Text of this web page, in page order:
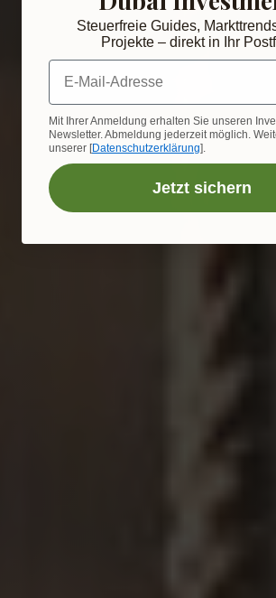
Steuerfreie Guides,
Projekte – direkt in Ihr
E-Mail-Adresse
Mit Ihrer Anmeldung erhalten Sie unseren
Newsletter. Abmeldung jederzeit möglich.
unserer [Datenschutzerklärung].
Jetzt sichern